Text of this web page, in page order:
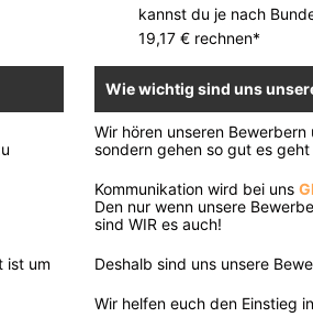
kannst du je nach
19,17 € rechnen*
ist um
Wie wichtig sind uns
Wir hören unseren
sondern gehen so gut es
Kommunikation wird bei uns
Den nur wenn unsere
sind WIR es auch!
Deshalb sind uns unsere
Wir helfen euch den Einstieg